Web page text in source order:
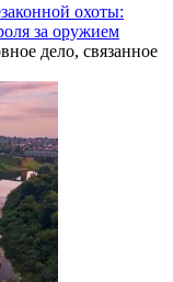
охоты:
за оружием
дело, связанное